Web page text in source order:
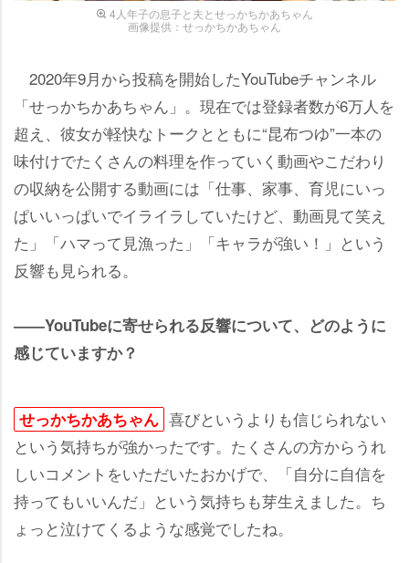
4人年子の息子と夫とせっかちかあちゃん
画像提供：せっかちかあちゃん
2020年9月から投稿を開始したYouTubeチャンネル
「せっかちかあちゃん」。現在では登録者数が6万人を
超え、彼女が軽快なトークとともに“昆布つゆ”一本の
味付けでたくさんの料理を作っていく動画やこだわり
の収納を公開する動画には「仕事、家事、育児にいっ
ぱいいっぱいでイライラしていたけど、動画見て笑え
た」「ハマって見漁った」「キャラが強い！」という
反響も見られる。
――YouTubeに寄せられる反響について、どのように
感じていますか？
せっかちかあちゃん 喜びというよりも信じられない
という気持ちが強かったです。たくさんの方からうれ
しいコメントをいただいたおかげで、「自分に自信を
持ってもいいんだ」という気持ちも芽生えました。ち
ょっと泣けてくるような感覚でしたね。